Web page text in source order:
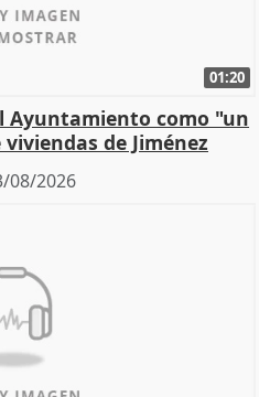
01:20
Ayuntamiento como "un
de Jiménez
08/2026